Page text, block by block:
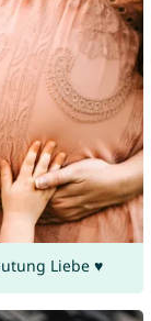
Liebe ♥